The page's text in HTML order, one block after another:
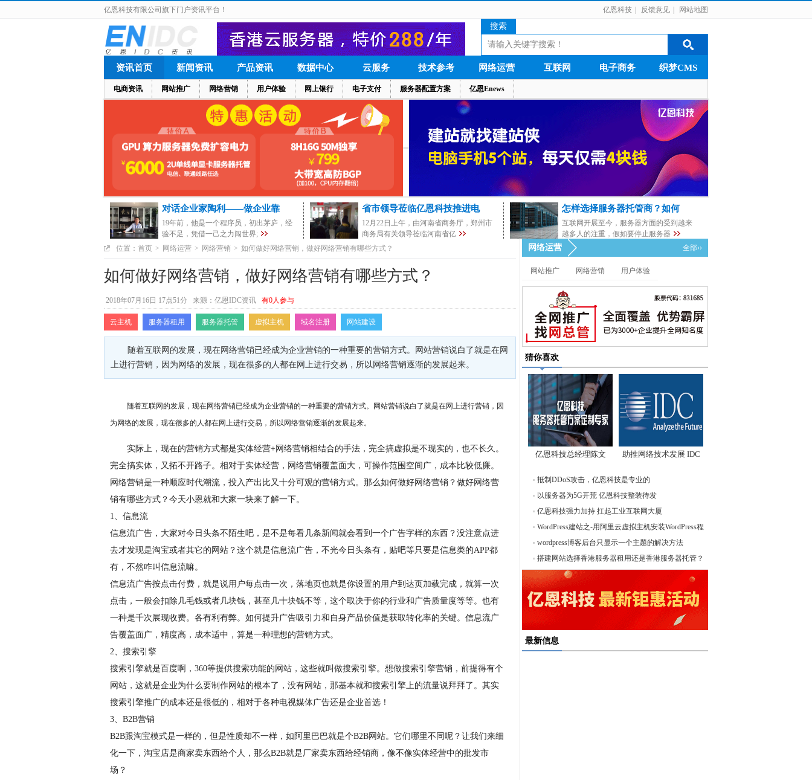
亿恩科技 反馈意见 网站地图
亿恩科技有限公司旗下门户资讯平台！
搜索
资讯首页
电商资讯 网站推广 网络营销 用户体验 网上银行 电子支付 服务器配置方案 亿恩Enews
新闻资讯 产品资讯 数据中心 云服务 技术参考 网络运营 互联网 电子商务 织梦CMS
对话企业家陶利——做企业靠
19年前，他是一个程序员，初出茅庐，经
验不足，凭借一己之力闯世界;
省市领导莅临亿恩科技推进电
12月22日上午，由河南省商务厅，郑州市
商务局有关领导莅临河南省亿
怎样选择服务器托管商？如何
互联网开展至今，服务器方面的受到越来
越多人的注重，假如要停止服务器
位置： 首页 > 网络运营 > 网络营销 > 如何做好网络营销，做好网络营销有哪些方式？
如何做好网络营销，做好网络营销有哪些方式？
2018年07月16日 17点51分 来源：亿恩IDC资讯 有0人参与
云主机 服务器租用 服务器托管 虚拟主机 域名注册 网站建设
随着互联网的发展，现在网络营销已经成为企业营销的一种重要的营销方式。网站营销说白了就是在网
上进行营销，因为网络的发展，现在很多的人都在网上进行交易，所以网络营销逐渐的发展起来。
随着互联网的发展，现在网络营销已经成为企业营销的一种重要的营销方式。网站营销说白了就是在网上进行营销，因
为网络的发展，现在很多的人都在网上进行交易，所以网络营销逐渐的发展起来。
实际上，现在的营销方式都是实体经营+网络营销相结合的手法，完全搞虚拟是不现实的，也不长久。
完全搞实体，又拓不开路子。相对于实体经营，网络营销覆盖面大，可操作范围空间广，成本比较低廉。
网络营销是一种顺应时代潮流，投入产出比又十分可观的营销方式。那么如何做好网络营销？做好网络营
销有哪些方式？今天小恩就和大家一块来了解一下。
1、信息流
信息流广告，大家对今日头条不陌生吧，是不是每看几条新闻就会看到一个广告字样的东西？没注意点进
去才发现是淘宝或者其它的网站？这个就是信息流广告，不光今日头条有，贴吧等只要是信息类的APP都
有，不然咋叫信息流嘛。
信息流广告按点击付费，就是说用户每点击一次，落地页也就是你设置的用户到达页加载完成，就算一次
点击，一般会扣除几毛钱或者几块钱，甚至几十块钱不等，这个取决于你的行业和广告质量度等等。也有
一种是千次展现收费。各有利有弊。如何提升广告吸引力和自身产品价值是获取转化率的关键。信息流广
告覆盖面广，精度高，成本适中，算是一种理想的营销方式。
2、搜索引擎
搜索引擎就是百度啊，360等提供搜索功能的网站，这些就叫做搜索引擎。想做搜索引擎营销，前提得有个
网站，这就是企业为什么要制作网站的根本了，没有网站，那基本就和搜索引擎上的流量说拜拜了。其实
搜索引擎推广的成本还是很低的，相对于各种电视媒体广告还是企业首选！
3、B2B营销
B2B跟淘宝模式是一样的，但是性质却不一样，如阿里巴巴就是个B2B网站。它们哪里不同呢？让我们来细
化一下，淘宝店是商家卖东西给个人，那么B2B就是厂家卖东西给经销商，像不像实体经营中的批发市
场？
网络运营 全部››
网站推广 网络营销 用户体验
猜你喜欢
亿恩科技总经理陈文
先
助推网络技术发展 IDC
抵制DDoS攻击，亿恩科技是专业的
以服务器为5G开荒 亿恩科技整装待发
亿恩科技强力加持 扛起工业互联网大厦
WordPress建站之-用阿里云虚拟主机安装WordPress程
序！
wordpress博客后台只显示一个主题的解决方法
搭建网站选择香港服务器租用还是香港服务器托管？
最新信息